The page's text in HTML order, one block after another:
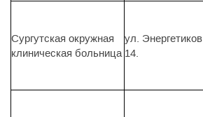
Сургутская окружная
клиническая больница
ул. Энергетиков,
14.